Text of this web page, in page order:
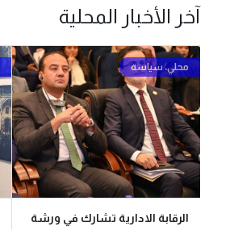
آخر الأخبار المحلية
الرقابة الادارية تشارك في ورشة